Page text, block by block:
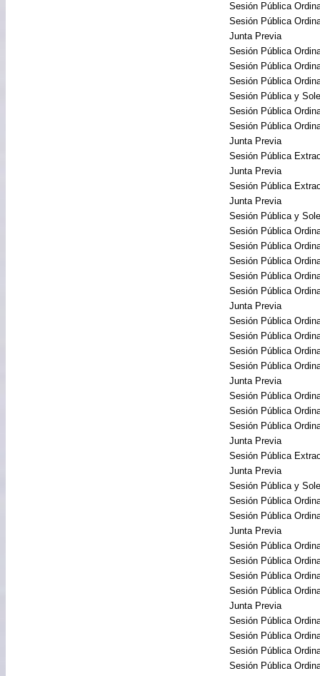
Sesión Pública
Sesión Pública
Junta Previa
Sesión Pública
Sesión Pública
Sesión Pública
Sesión Pública y
Sesión Pública
Sesión Pública
Junta Previa
Sesión Pública
Junta Previa
Sesión Pública
Junta Previa
Sesión Pública y
Sesión Pública
Sesión Pública
Sesión Pública
Sesión Pública
Sesión Pública
Junta Previa
Sesión Pública
Sesión Pública
Sesión Pública
Sesión Pública
Junta Previa
Sesión Pública
Sesión Pública
Sesión Pública
Junta Previa
Sesión Pública
Junta Previa
Sesión Pública y
Sesión Pública
Sesión Pública
Junta Previa
Sesión Pública
Sesión Pública
Sesión Pública
Sesión Pública
Junta Previa
Sesión Pública
Sesión Pública
Sesión Pública
Sesión Pública